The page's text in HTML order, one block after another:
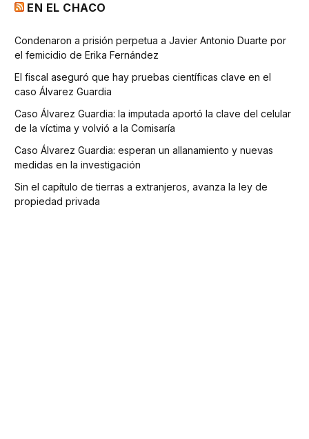
EN EL CHACO
Condenaron a prisión perpetua a Javier Antonio Duarte por
el femicidio de Erika Fernández
El fiscal aseguró que hay pruebas científicas clave en el
caso Álvarez Guardia
Caso Álvarez Guardia: la imputada aportó la clave del celular
de la víctima y volvió a la Comisaría
Caso Álvarez Guardia: esperan un allanamiento y nuevas
medidas en la investigación
Sin el capítulo de tierras a extranjeros, avanza la ley de
propiedad privada